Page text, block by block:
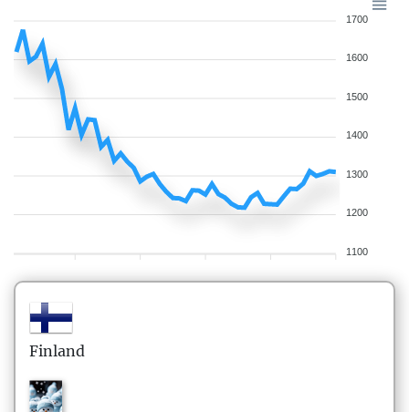
1700
1600
1500
1400
1300
1200
1100
Finland